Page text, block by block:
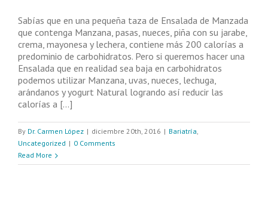
Sabías que en una pequeña taza de Ensalada de Manzada
que contenga Manzana, pasas, nueces, piña con su jarabe,
crema, mayonesa y lechera, contiene más 200 calorías a
predominio de carbohidratos. Pero si queremos hacer una
Ensalada que en realidad sea baja en carbohidratos
podemos utilizar Manzana, uvas, nueces, lechuga,
arándanos y yogurt Natural logrando así reducir las
calorías a [...]
By Dr. Carmen López | diciembre 20th, 2016 | Bariatría,
Uncategorized | 0 Comments
Read More